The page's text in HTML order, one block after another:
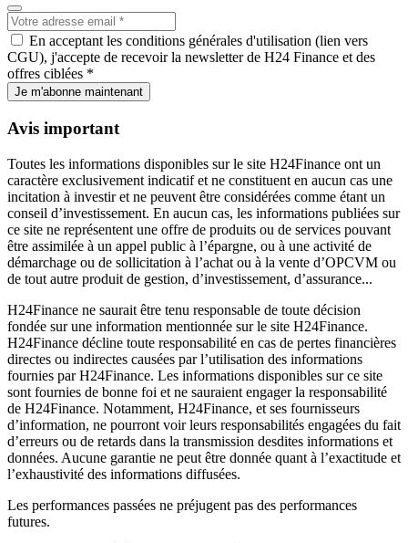
En acceptant les conditions générales d'utilisation (lien vers
CGU), j'accepte de recevoir la newsletter de H24 Finance et des
offres ciblées *
Je m'abonne maintenant
Avis important
Toutes les informations disponibles sur le site H24Finance ont un
caractère exclusivement indicatif et ne constituent en aucun cas une
incitation à investir et ne peuvent être considérées comme étant un
conseil d’investissement. En aucun cas, les informations publiées sur
ce site ne représentent une offre de produits ou de services pouvant
être assimilée à un appel public à l’épargne, ou à une activité de
démarchage ou de sollicitation à l’achat ou à la vente d’OPCVM ou
de tout autre produit de gestion, d’investissement, d’assurance...
H24Finance ne saurait être tenu responsable de toute décision
fondée sur une information mentionnée sur le site H24Finance.
H24Finance décline toute responsabilité en cas de pertes financières
directes ou indirectes causées par l’utilisation des informations
fournies par H24Finance. Les informations disponibles sur ce site
sont fournies de bonne foi et ne sauraient engager la responsabilité
de H24Finance. Notamment, H24Finance, et ses fournisseurs
d’information, ne pourront voir leurs responsabilités engagées du fait
d’erreurs ou de retards dans la transmission desdites informations et
données. Aucune garantie ne peut être donnée quant à l’exactitude et
l’exhaustivité des informations diffusées.
Les performances passées ne préjugent pas des performances
futures.